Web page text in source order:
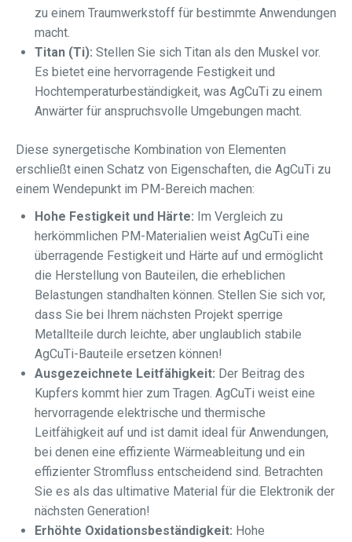
zu einem Traumwerkstoff für bestimmte Anwendungen
macht.
Titan (Ti): Stellen Sie sich Titan als den Muskel vor.
Es bietet eine hervorragende Festigkeit und
Hochtemperaturbeständigkeit, was AgCuTi zu einem
Anwärter für anspruchsvolle Umgebungen macht.
Diese synergetische Kombination von Elementen
erschließt einen Schatz von Eigenschaften, die AgCuTi zu
einem Wendepunkt im PM-Bereich machen:
Hohe Festigkeit und Härte: Im Vergleich zu
herkömmlichen PM-Materialien weist AgCuTi eine
überragende Festigkeit und Härte auf und ermöglicht
die Herstellung von Bauteilen, die erheblichen
Belastungen standhalten können. Stellen Sie sich vor,
dass Sie bei Ihrem nächsten Projekt sperrige
Metallteile durch leichte, aber unglaublich stabile
AgCuTi-Bauteile ersetzen können!
Ausgezeichnete Leitfähigkeit: Der Beitrag des
Kupfers kommt hier zum Tragen. AgCuTi weist eine
hervorragende elektrische und thermische
Leitfähigkeit auf und ist damit ideal für Anwendungen,
bei denen eine effiziente Wärmeableitung und ein
effizienter Stromfluss entscheidend sind. Betrachten
Sie es als das ultimative Material für die Elektronik der
nächsten Generation!
Erhöhte Oxidationsbeständigkeit: Hohe